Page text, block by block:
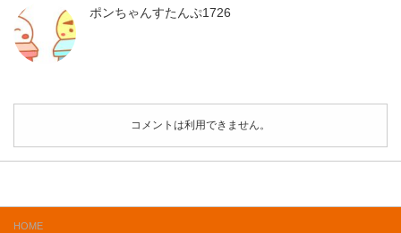
ポンちゃんすたんぷ1726
コメントは利用できません。
HOME